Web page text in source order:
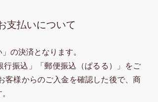
支払いについて
の決済となります。
振込」「郵便振込（ぱるる）」をご
客様からのご入金を確認した後で、商